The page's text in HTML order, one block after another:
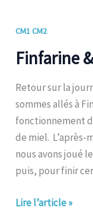
CM1 CM2
Finfarine
Retour sur la
sommes allés à
fonctionnement
de miel. L’après-
nous avons joué
puis, pour finir
Finfarine
le
Lire l’article »